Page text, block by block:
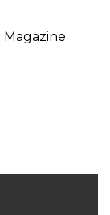
Magazine